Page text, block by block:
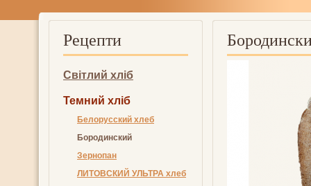
Рецепти
Світлий хліб
Темний хліб
Белорусский хлеб
Бородинский
Зернопан
ЛИТОВСКИЙ УЛЬТРА хлеб